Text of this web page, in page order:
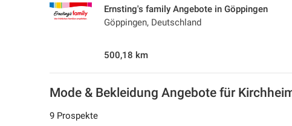
Ernsting's family Angebote in Göppingen
Göppingen, Deutschland
500,18 km
Mode & Bekleidung Angebote für
9 Prospekte